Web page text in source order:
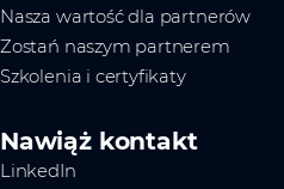
Nasza wartość dla partnerów
Zostań naszym partnerem
Szkolenia i certyfikaty
Nawiąż kontakt
LinkedIn